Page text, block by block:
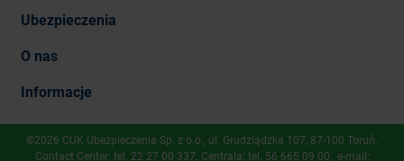
Ubezpieczenia
O nas
Informacje
©2026 CUK Ubezpieczenia Sp. z o.o., ​ul. Grudziądzka 107, 87-100 Toruń.
Contact Center: tel. 22 27 00 337 . Centrala: tel. 56 665 09 00 , e-mail: